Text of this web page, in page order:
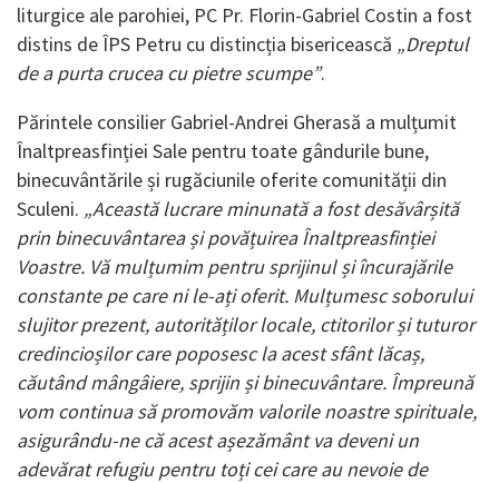
liturgice ale parohiei, PC Pr. Florin-Gabriel Costin a fost
distins de ÎPS Petru cu distincția bisericească „Dreptul
de a purta crucea cu pietre scumpe”.
Părintele consilier Gabriel-Andrei Gherasă a mulțumit
Înaltpreasfinției Sale pentru toate gândurile bune,
binecuvântările și rugăciunile oferite comunității din
Sculeni. „Această lucrare minunată a fost desăvârșită
prin binecuvântarea și povățuirea Înaltpreasfinției
Voastre. Vă mulțumim pentru sprijinul și încurajările
constante pe care ni le-ați oferit. Mulțumesc soborului
slujitor prezent, autorităților locale, ctitorilor și tuturor
credincioșilor care poposesc la acest sfânt lăcaș,
căutând mângâiere, sprijin și binecuvântare. Împreună
vom continua să promovăm valorile noastre spirituale,
asigurându-ne că acest așezământ va deveni un
adevărat refugiu pentru toți cei care au nevoie de